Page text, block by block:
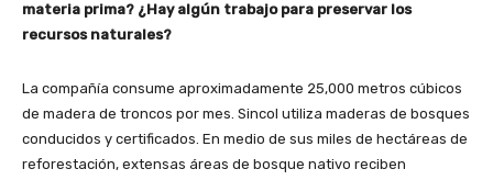
materia prima? ¿Hay algún trabajo para preservar los
recursos naturales?
La compañía consume aproximadamente 25,000 metros cúbicos
de madera de troncos por mes. Sincol utiliza maderas de bosques
conducidos y certificados. En medio de sus miles de hectáreas de
reforestación, extensas áreas de bosque nativo reciben